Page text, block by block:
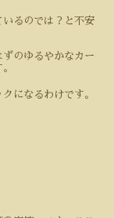
いるのでは？と不安
のゆるやかなカー
になるわけです。